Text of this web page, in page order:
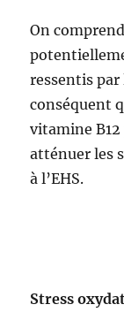
On
ressentis par
conséquent
vitamine
atténuer les
à l’EHS.
Stress